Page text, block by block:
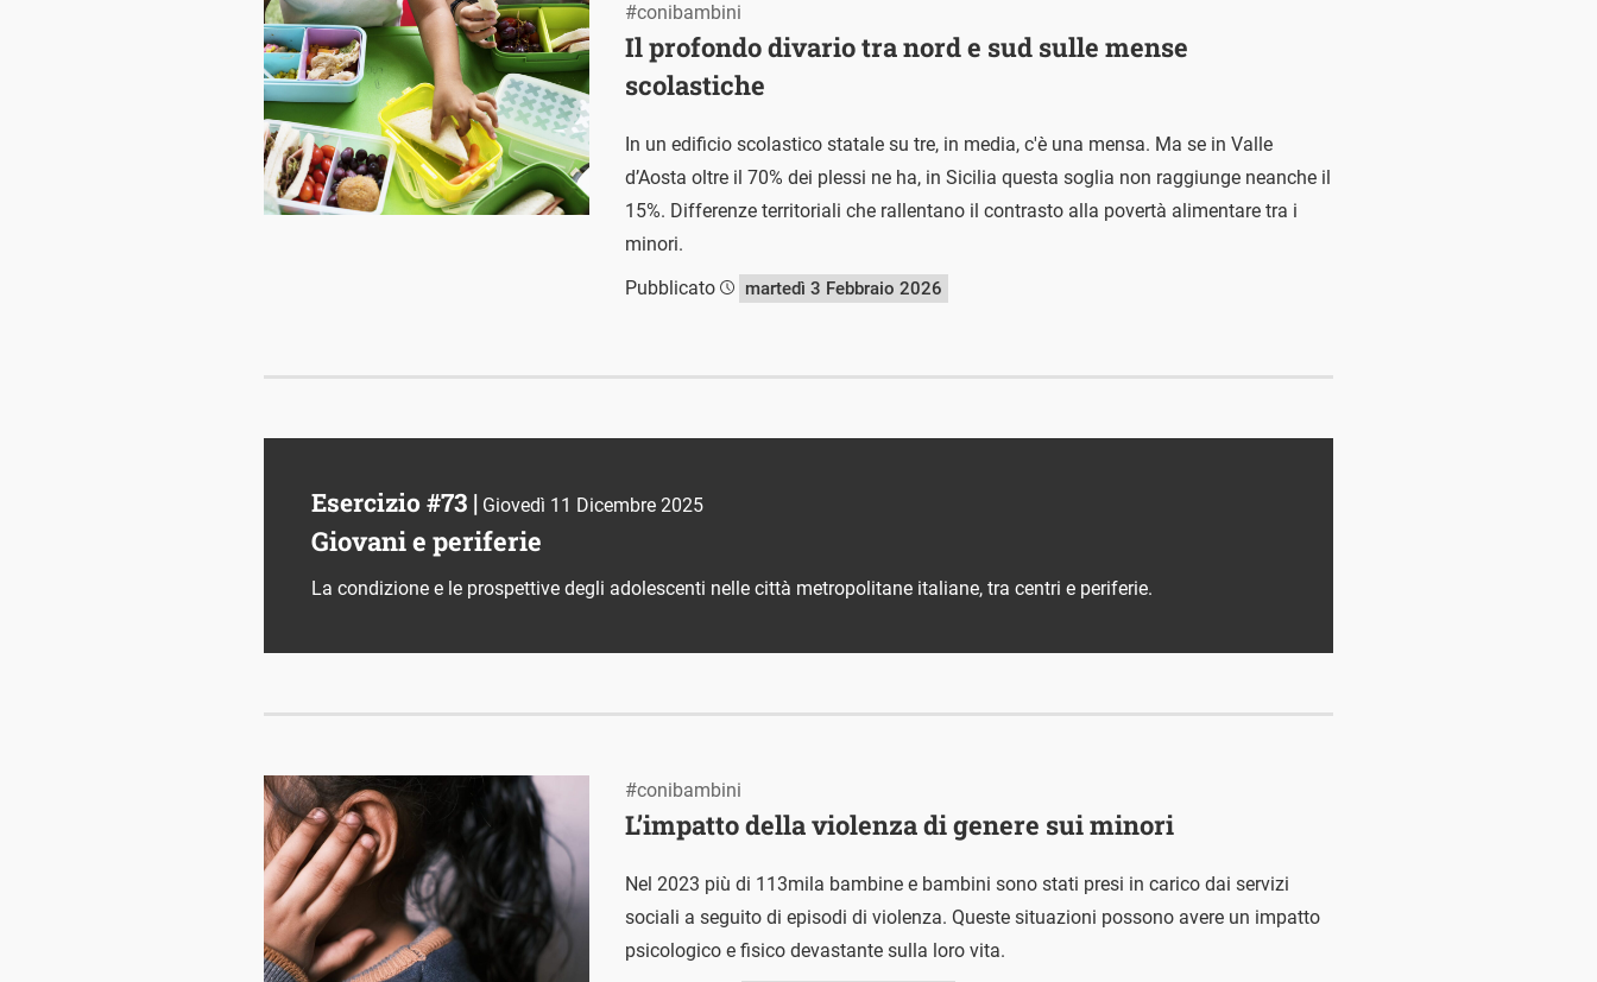
Il profondo divario tra nord e sud sulle mense
scolastiche
#conibambini
In un edificio scolastico statale su tre, in media, c'è una mensa. Ma se in Valle
d’Aosta oltre il 70% dei plessi ne ha, in Sicilia questa soglia non raggiunge neanche il
15%. Differenze territoriali che rallentano il contrasto alla povertà alimentare tra i
minori.
Pubblicato
martedì 3 Febbraio 2026
Esercizio #73 | Giovedì 11 Dicembre 2025
Giovani e periferie
La condizione e le prospettive degli adolescenti nelle città metropolitane italiane, tra centri e periferie.
L’impatto della violenza di genere sui minori
#conibambini
Nel 2023 più di 113mila bambine e bambini sono stati presi in carico dai servizi
sociali a seguito di episodi di violenza. Queste situazioni possono avere un impatto
psicologico e fisico devastante sulla loro vita.